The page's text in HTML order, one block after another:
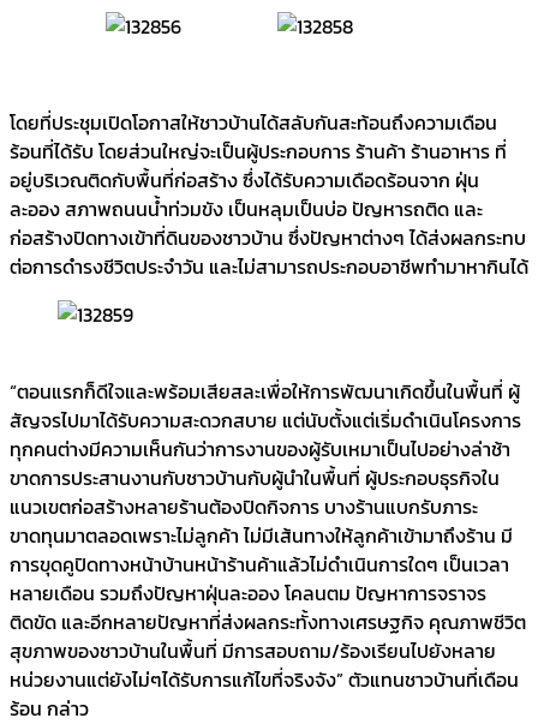
โดยที่ประชุมเปิดโอกาสให้ชาวบ้านได้สลับกันสะท้อนถึงความเดือน
ร้อนที่ได้รับ โดยส่วนใหญ่จะเป็นผู้ประกอบการ ร้านค้า ร้านอาหาร ที่
อยู่บริเวณติดกับพื้นที่ก่อสร้าง ซึ่งได้รับความเดือดร้อนจาก ฝุ่น
ละออง สภาพถนนน้ำท่วมขัง เป็นหลุมเป็นบ่อ ปัญหารถติด และ
ก่อสร้างปิดทางเข้าที่ดินของชาวบ้าน ซึ่งปัญหาต่างๆ ได้ส่งผลกระทบ
ต่อการดำรงชีวิตประจำวัน และไม่สามารถประกอบอาชีพทำมาหากินได้
“ตอนแรกก็ดีใจและพร้อมเสียสละเพื่อให้การพัฒนาเกิดขึ้นในพื้นที่ ผู้
สัญจรไปมาได้รับความสะดวกสบาย แต่นับตั้งแต่เริ่มดำเนินโครงการ
ทุกคนต่างมีความเห็นกันว่าการงานของผู้รับเหมาเป็นไปอย่างล่าช้า
ขาดการประสานงานกับชาวบ้านกับผู้นำในพื้นที่ ผู้ประกอบธุรกิจใน
แนวเขตก่อสร้างหลายร้านต้องปิดกิจการ บางร้านแบกรับภาระ
ขาดทุนมาตลอดเพราะไม่ลูกค้า ไม่มีเส้นทางให้ลูกค้าเข้ามาถึงร้าน มี
การขุดคูปิดทางหน้าบ้านหน้าร้านค้าแล้วไม่ดำเนินการใดๆ เป็นเวลา
หลายเดือน รวมถึงปัญหาฝุ่นละออง โคลนตม ปัญหาการจราจร
ติดขัด และอีกหลายปัญหาที่ส่งผลกระทั้งทางเศรษฐกิจ คุณภาพชีวิต
สุขภาพของชาวบ้านในพื้นที่ มีการสอบถาม/ร้องเรียนไปยังหลาย
หน่วยงานแต่ยังไม่ๆได้รับการแก้ไขที่จริงจัง” ตัวแทนชาวบ้านที่เดือน
ร้อน กล่าว